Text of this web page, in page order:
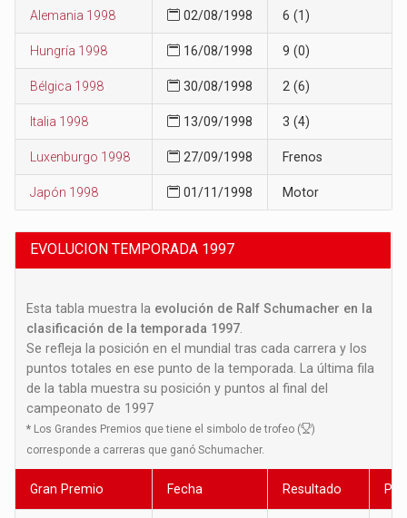
Alemania 1998 02/08/1998 6 (1)
Hungría 1998 16/08/1998 9 (0)
Bélgica 1998 30/08/1998 2 (6)
Italia 1998 13/09/1998 3 (4)
Luxenburgo 1998 27/09/1998 Frenos
Japón 1998 01/11/1998 Motor
EVOLUCION TEMPORADA 1997
Esta tabla muestra la evolución de Ralf Schumacher en la
clasificación de la temporada 1997
Se refleja la posición en el mundial tras cada carrera y los
puntos totales en ese punto de la temporada. La última fila
de la tabla muestra su posición y puntos al final del
campeonato de 1997
* Los Grandes Premios que tiene el simbolo de trofeo (
)
corresponde a carreras que ganó Schumacher.
Gran Premio Fecha Resultado